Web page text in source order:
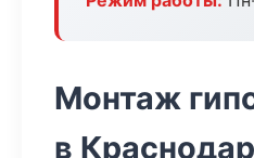
Монтаж
в Краснодар